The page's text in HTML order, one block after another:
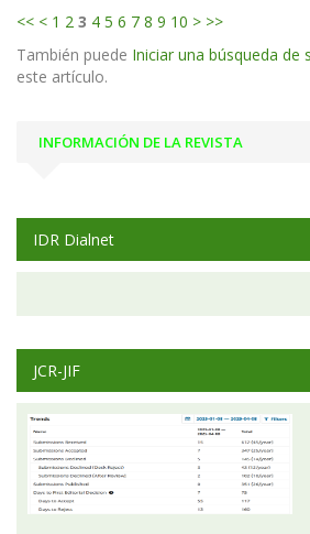
<< < 1 2 3 4 5 6 7 8 9 10 > >>
También puede Iniciar una búsqueda de
este artículo.
INFORMACIÓN DE LA REVISTA
IDR Dialnet
JCR-JIF